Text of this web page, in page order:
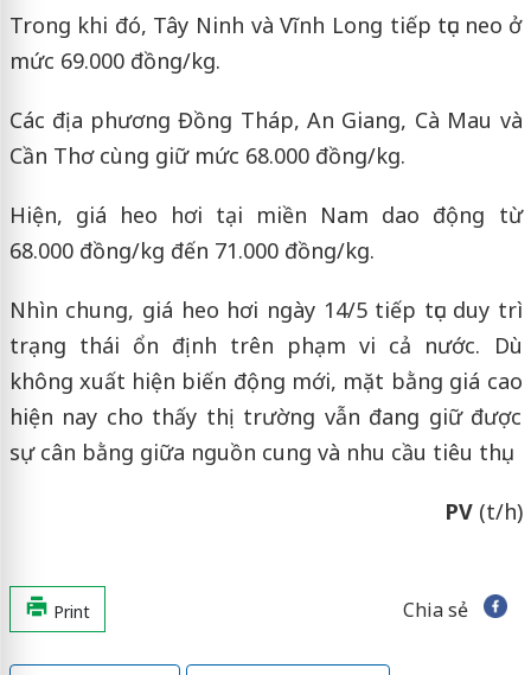
Trong khi đó, Tây Ninh và Vĩnh Long tiếp tục neo ở
mức 69.000 đồng/kg.
Các địa phương Đồng Tháp, An Giang, Cà Mau và
Cần Thơ cùng giữ mức 68.000 đồng/kg.
Hiện, giá heo hơi tại miền Nam dao động từ
68.000 đồng/kg đến 71.000 đồng/kg.
Nhìn chung, giá heo hơi ngày 14/5 tiếp tục duy trì
trạng thái ổn định trên phạm vi cả nước. Dù
không xuất hiện biến động mới, mặt bằng giá cao
hiện nay cho thấy thị trường vẫn đang giữ được
sự cân bằng giữa nguồn cung và nhu cầu tiêu thụ.
PV(t/h)
Print Chia sẻ